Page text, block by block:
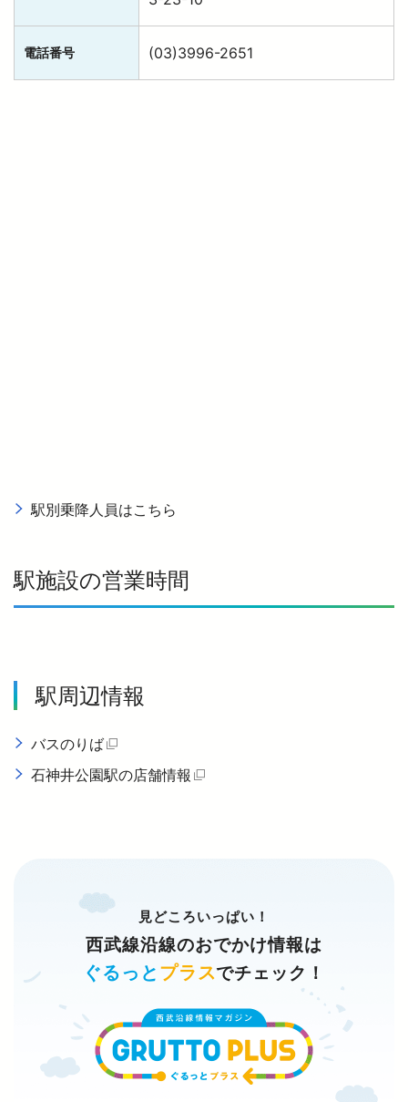
電話番号 (03)3996-2651
駅別乗降人員はこちら
駅施設の営業時間
駅周辺情報
バスのりば
石神井公園駅の店舗情報
見どころいっぱい！
西武線沿線のおでかけ情報は
ぐるっと プラスでチェック！